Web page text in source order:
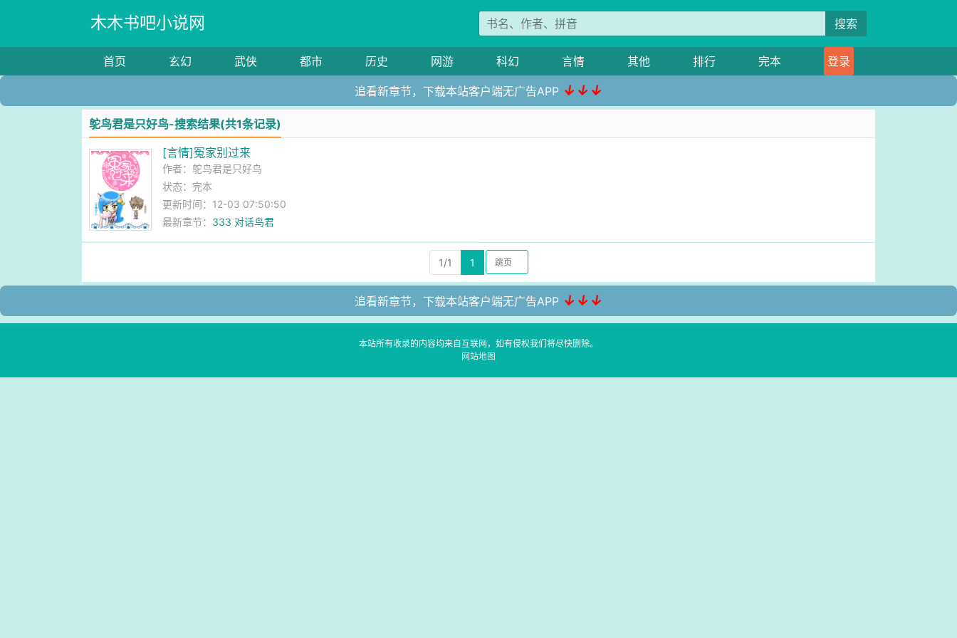
木木书吧小说网 搜索
首页 玄幻 武侠 都市 历史 网游 科幻 言情 其他 排行 完本 登录
追看新章节，下载本站客户端无广告APP ↓↓↓
鸵鸟君是只好鸟-搜索结果(共1条记录)
[言情]冤家别过来
作者： 鸵鸟君是只好鸟
状态：完本
更新时间：12-03 07:50:50
最新章节： 333 对话鸟君
1/1 1
追看新章节，下载本站客户端无广告APP ↓↓↓
本站所有收录的内容均来自互联网，如有侵权我们将尽快删除。
网站地图